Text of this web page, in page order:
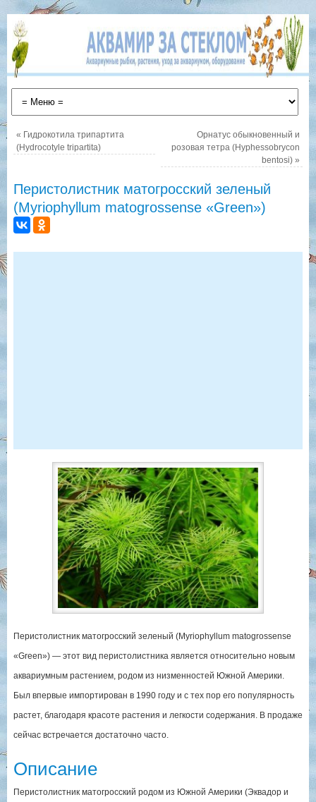
« Гидрокотила трипартита
(Hydrocotyle tripartita)
Орнатус обыкновенный и
розовая тетра (Hyphessobrycon
bentosi)»
Перистолистник матогросский зеленый
(Myriophyllum matogrossense «Green»)
Перистолистник матогросский зеленый (Myriophyllum matogrossense
«Green») — этот вид перистолистника является относительно новым
аквариумным растением, родом из низменностей Южной Америки.
Был впервые импортирован в 1990 году и с тех пор его популярность
растет, благодаря красоте растения и легкости содержания. В продаже
сейчас встречается достаточно часто.
Описание
Перистолистник матогросский родом из Южной Америки (Эквадор и